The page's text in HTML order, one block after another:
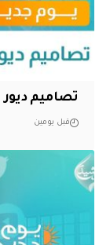
تصاميم
قبل يومين